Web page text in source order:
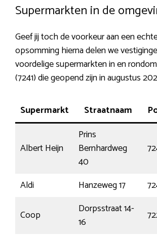
Supermarkten in de
Geef jij toch de voorkeur aan een
opsomming hierna delen we
voordelige supermarkten in en
(7241) die geopend zijn in augustus
Supermarkt Straatnaam
Albert Heijn
Prins
Bernhardweg
40
Aldi Hanzeweg 17
Coop
Dorpsstraat 14-
16